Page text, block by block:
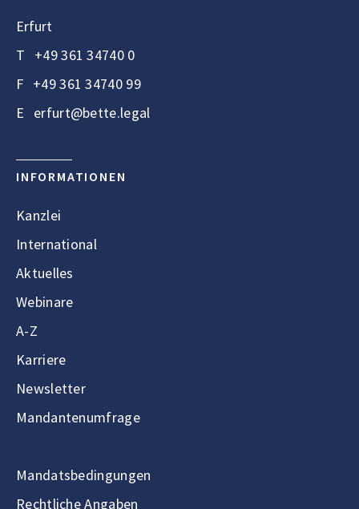
Erfurt
T +49 361 34740 0
F +49 361 34740 99
E erfurt@bette.legal
INFORMATIONEN
Kanzlei
International
Aktuelles
Webinare
A-Z
Karriere
Newsletter
Mandantenumfrage
Mandatsbedingungen
Rechtliche Angaben